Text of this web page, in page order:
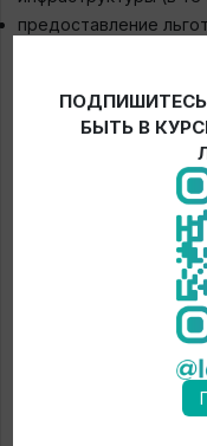
предоставление
Но для получения
индустриальных
официальный статус
Ленинградской
«Главным же
регионе, наряду с
законодательством,
инвестиционных
Клиентоцентричной
инвестора».
этапе реализации
БЫТЬ В